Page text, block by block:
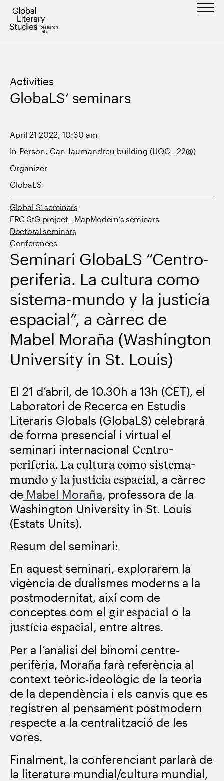
Skip
Activities
GlobaLS’ seminars
April 21 2022, 10:30 am
In-Person, Can Jaumandreu building (UOC - 22@)
Organizer
GlobaLS
GlobaLS’ seminars
ERC StG project - MapModern’s seminars
Doctoral seminars
Conferences
Seminari GlobaLS “Centro-
periferia. La cultura como
sistema-mundo y la justicia
espacial”, a càrrec de
Mabel Moraña (Washington
University in St. Louis)
El 21 d’abril, de 10.30h a 13h (CET), el
Laboratori de Recerca en Estudis
Literaris Globals (GlobaLS) celebrarà
de forma presencial i virtual el
seminari internacional Centro-
periferia. La cultura como sistema-
mundo y la justicia espacial, a càrrec
de Mabel Moraña, professora de la
Washington University in St. Louis
(Estats Units).
Resum del seminari:
En aquest seminari, explorarem la
vigència de dualismes moderns a la
postmodernitat, així com de
conceptes com el gir espacial o la
justícia espacial, entre altres.
Per a l’anàlisi del binomi centre-
perifèria, Moraña farà referència al
context teòric-ideològic de la teoria
de la dependència i els canvis que es
registren al pensament postmodern
respecte a la centralització de les
vores.
Finalment, la conferenciant parlarà de
la literatura mundial/cultura mundial,